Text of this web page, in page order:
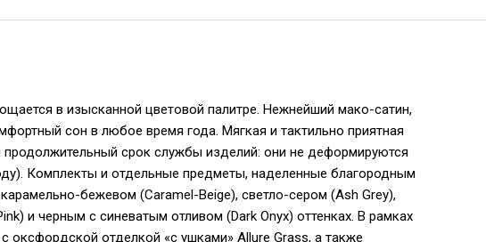
в изысканной цветовой палитре. Нежнейший мако-сатин,
сон в любое время года. Мягкая и тактильно приятная
срок службы изделий: они не деформируются
Комплекты и отдельные предметы, наделенные благородным
бежевом (Caramel-Beige), светло-сером (Ash Grey),
и черным c синеватым отливом (Dark Onyx) оттенках. В рамках
оксфордской отделкой «с ушками» Allure Grass, а также